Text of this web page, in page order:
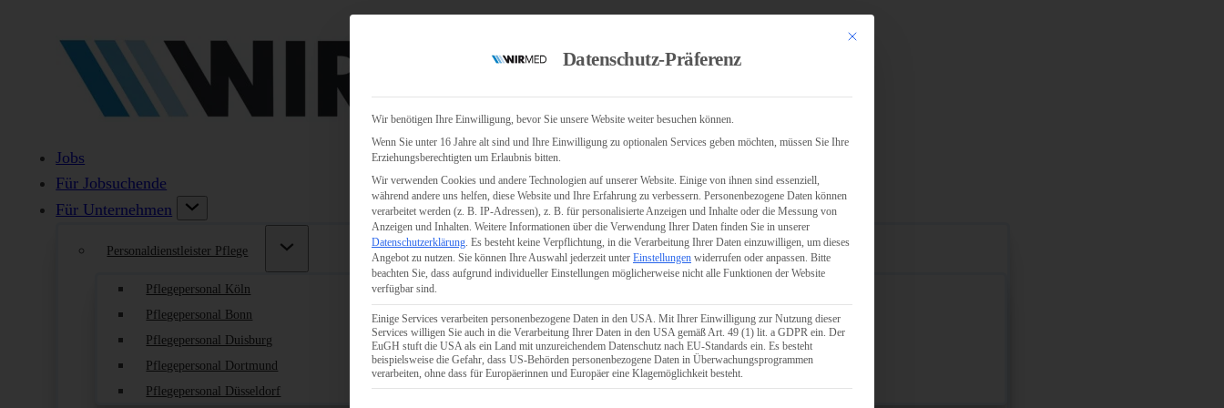
Jobs
Für Jobsuchende
Für Unternehmen
Personaldienstleister Pflege
Pflegepersonal Köln
Pflegepersonal Bonn
Pflegepersonal Duisburg
Pflegepersonal Dortmund
Pflegepersonal Düsseldorf
Mit diesem Button wird der Dialog geschlossen. Seine Funktionalität ist identisch mit
Datenschutz-Präferenz
Wir benötigen Ihre Einwilligung, bevor Sie unsere Website weiter besuchen können.
Wenn Sie unter 16 Jahre alt sind und Ihre Einwilligung zu optionalen Services geben möchten, müssen Sie Ihre
Erziehungsberechtigten um Erlaubnis bitten.
Wir verwenden Cookies und andere Technologien auf unserer Website. Einige von ihnen sind essenziell,
während andere uns helfen, diese Website und Ihre Erfahrung zu verbessern. Personenbezogene Daten können
verarbeitet werden (z. B. IP-Adressen), z. B. für personalisierte Anzeigen und Inhalte oder die Messung von
Anzeigen und Inhalten. Weitere Informationen über die Verwendung Ihrer Daten finden Sie in unserer
Datenschutzerklärung. Es besteht keine Verpflichtung, in die Verarbeitung Ihrer Daten einzuwilligen, um dieses
Angebot zu nutzen. Sie können Ihre Auswahl jederzeit unter Einstellungen widerrufen oder anpassen. Bitte
beachten Sie, dass aufgrund individueller Einstellungen möglicherweise nicht alle Funktionen der Website
verfügbar sind.
Einige Services verarbeiten personenbezogene Daten in den USA. Mit Ihrer Einwilligung zur Nutzung dieser
Services willigen Sie auch in die Verarbeitung Ihrer Daten in den USA gemäß Art. 49 (1) lit. a GDPR ein. Der
EuGH stuft die USA als ein Land mit unzureichendem Datenschutz nach EU-Standards ein. Es besteht
beispielsweise die Gefahr, dass US-Behörden personenbezogene Daten in Überwachungsprogrammen
verarbeiten, ohne dass für Europäerinnen und Europäer eine Klagemöglichkeit besteht.